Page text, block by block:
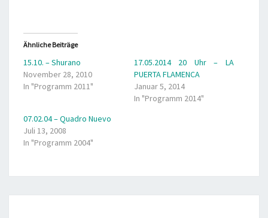
Ähnliche Beiträge
15.10. – Shurano
November 28, 2010
In "Programm 2011"
17.05.2014 20 Uhr – LA
PUERTA FLAMENCA
Januar 5, 2014
In "Programm 2014"
07.02.04 – Quadro Nuevo
Juli 13, 2008
In "Programm 2004"